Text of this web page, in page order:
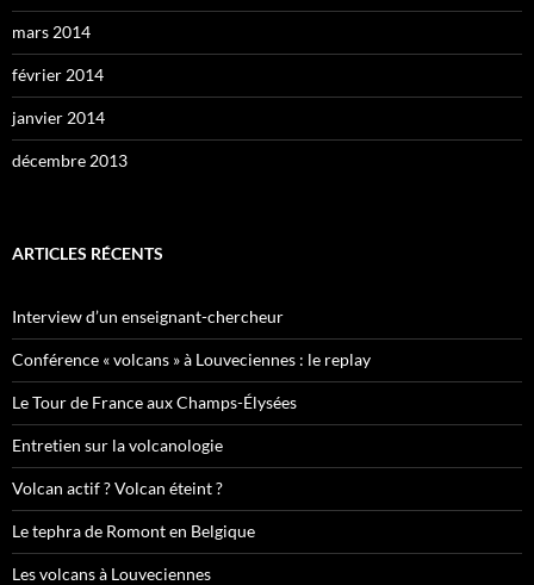
mars 2014
février 2014
janvier 2014
décembre 2013
ARTICLES RÉCENTS
Interview d’un enseignant-chercheur
Conférence « volcans » à Louveciennes : le replay
Le Tour de France aux Champs-Élysées
Entretien sur la volcanologie
Volcan actif ? Volcan éteint ?
Le tephra de Romont en Belgique
Les volcans à Louveciennes